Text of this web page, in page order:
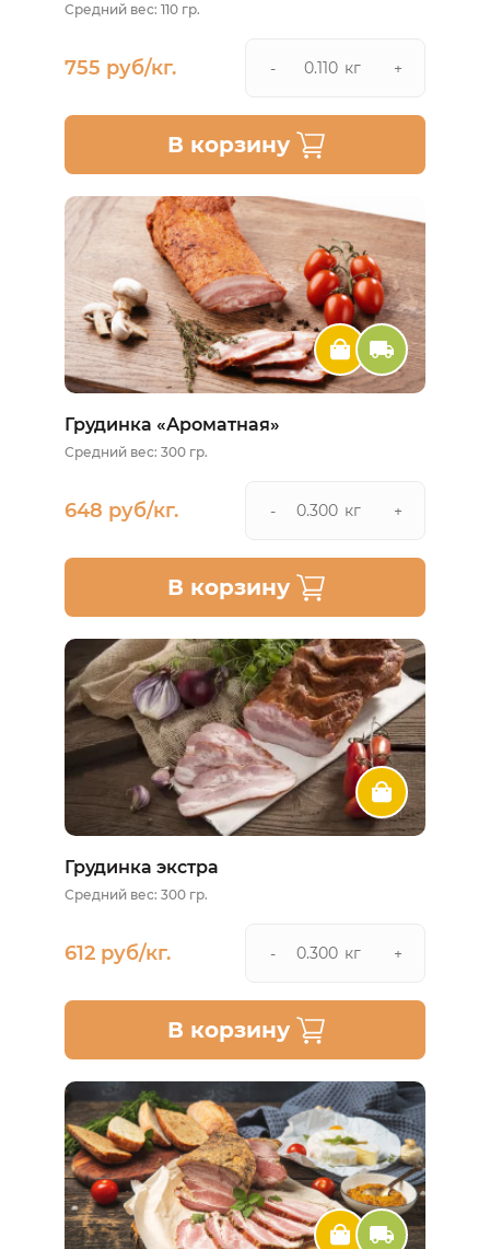
Средний вес: 110 гр.
755 руб/кг. - кг +
В корзину
Грудинка «Ароматная»
Средний вес: 300 гр.
648 руб/кг. - кг +
В корзину
Грудинка экстра
Средний вес: 300 гр.
612 руб/кг. - кг +
В корзину